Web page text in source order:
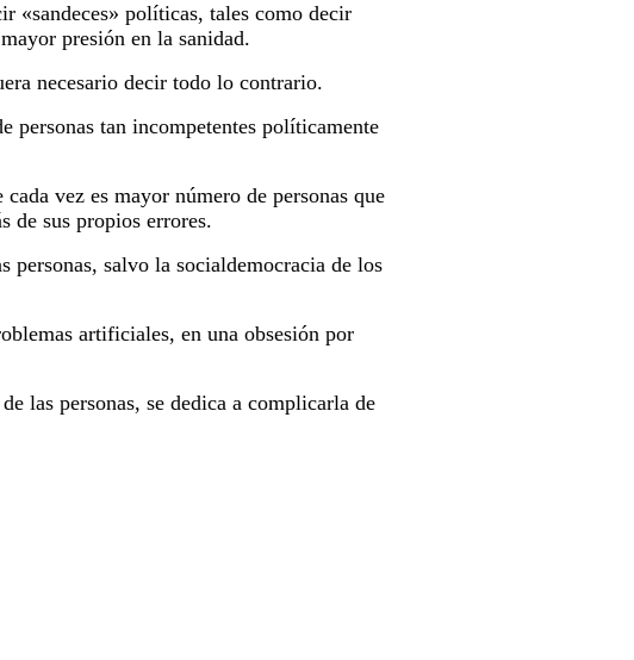
«sandeces» políticas, tales como decir
presión en la sanidad.
necesario decir todo lo contrario.
personas tan incompetentes políticamente
vez es mayor número de personas que
de sus propios errores.
personas, salvo la socialdemocracia de los
artificiales, en una obsesión por
las personas, se dedica a complicarla de